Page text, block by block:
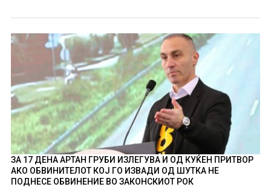
ЗА 17 ДЕНА АРТАН ГРУБИ ИЗЛЕГУВА И ОД КУЌЕН ПРИТВОР
АКО ОБВИНИТЕЛОТ КОЈ ГО ИЗВАДИ ОД ШУТКА НЕ
ПОДНЕСЕ ОБВИНЕНИЕ ВО ЗАКОНСКИОТ РОК